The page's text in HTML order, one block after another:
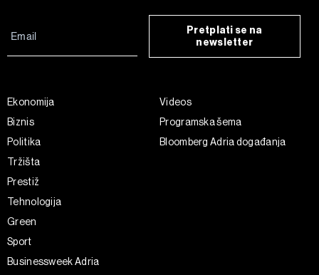
Pretplati se na
newsletter
Ekonomija
Biznis
Politika
Tržišta
Prestiž
Tehnologija
Green
Sport
Businessweek Adria
Videos
Programska šema
Bloomberg Adria događanja